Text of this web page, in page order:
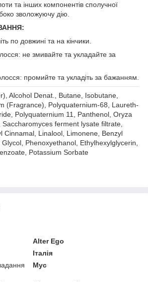
та інших компонентів сполучної
зволожуючу дію.
по довжині та на кінчики.
не змивайте та укладайте за
промийте та укладіть за бажанням.
Alcohol Denat., Butane, Isobutane,
(Fragrance), Polyquaternium-68, Laureth-
Polyquaternium 11, Panthenol, Oryza
ferment lysate filtrate,
Cinnamal, Linalool, Limonene, Benzyl
Phenoxyethanol, Ethylhexylglycerin,
Potassium Sorbate
Alter Ego
Італія
Мус